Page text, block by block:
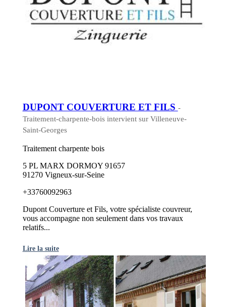
DUPONT COUVERTURE ET FILS -
Traitement-charpente-bois intervient sur Villeneuve-
Saint-Georges
Traitement charpente bois
5 PL MARX DORMOY 91657
91270 Vigneux-sur-Seine
+33760092963
Dupont Couverture et Fils, votre spécialiste couvreur,
vous accompagne non seulement dans vos travaux
relatifs...
Lire la suite